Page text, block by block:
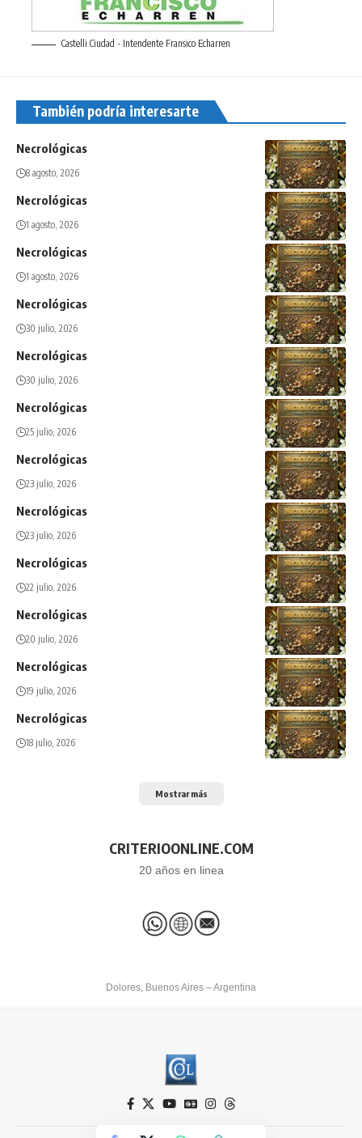
Castelli Ciudad - Intendente Fransico Echarren
También podría interesarte
Necrológicas
8 agosto, 2026
Necrológicas
1 agosto, 2026
Necrológicas
1 agosto, 2026
Necrológicas
30 julio, 2026
Necrológicas
30 julio, 2026
Necrológicas
25 julio, 2026
Necrológicas
23 julio, 2026
Necrológicas
23 julio, 2026
Necrológicas
22 julio, 2026
Necrológicas
20 julio, 2026
Necrológicas
19 julio, 2026
Necrológicas
18 julio, 2026
Mostrar más
CRITERIOONLINE.COM
20 años en linea
Dolores, Buenos Aires – Argentina